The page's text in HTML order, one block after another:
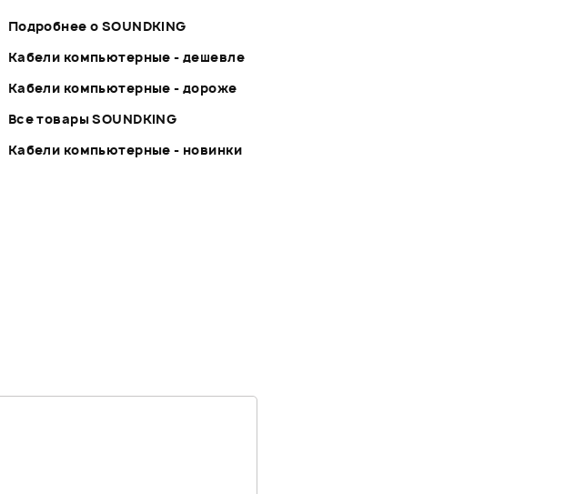
Подробнее о SOUNDKING
Кабели компьютерные - дешевле
Кабели компьютерные - дороже
Все товары SOUNDKING
Кабели компьютерные - новинки